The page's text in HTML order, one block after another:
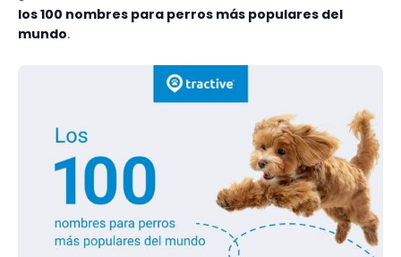
los 100 nombres para perros más populares del
mundo.